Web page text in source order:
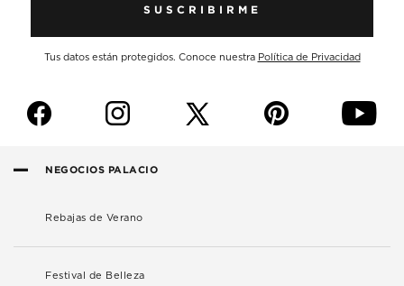
SUSCRIBIRME
Tus datos están protegidos. Conoce nuestra Política de Privacidad
f i p y
NEGOCIOS PALACIO
Rebajas de Verano
Festival de Belleza